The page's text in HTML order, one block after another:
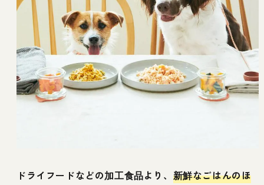
ドライフードなどの加工食品より、 新鮮なごはんのほ